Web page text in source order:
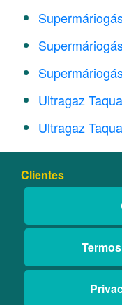
Ultragaz
Ultragaz
Clientes